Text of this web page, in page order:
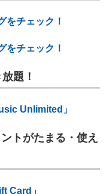
をチェック！
をチェック！
題！
Unlimited」
トがたまる・使え
Card」